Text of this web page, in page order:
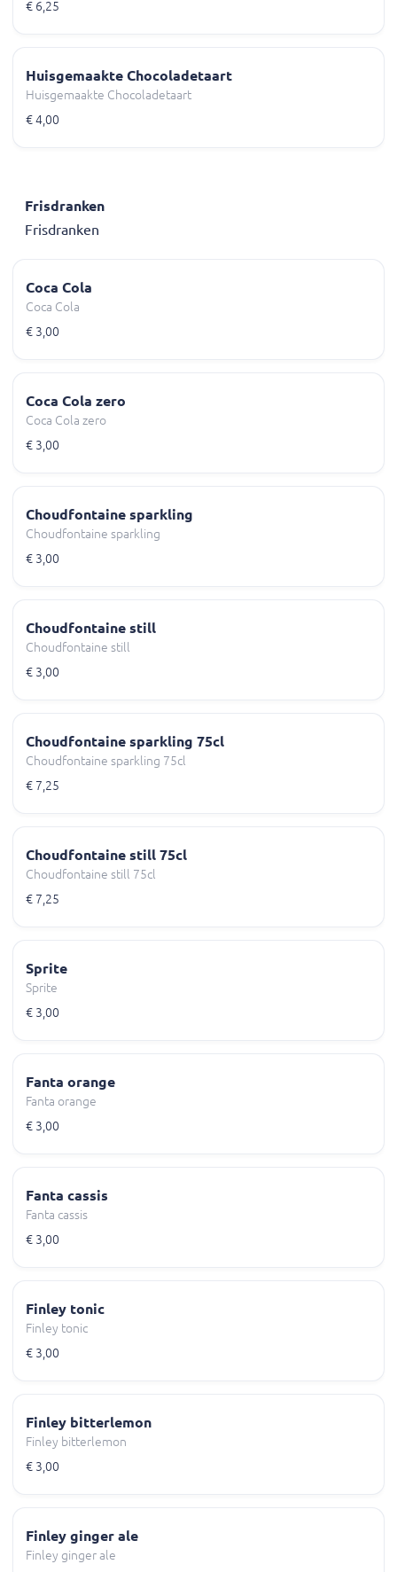
€ 6,25
Huisgemaakte Chocoladetaart
Huisgemaakte Chocoladetaart
€ 4,00
Frisdranken
Frisdranken
Coca Cola
Coca Cola
€ 3,00
Coca Cola zero
Coca Cola zero
€ 3,00
Choudfontaine sparkling
Choudfontaine sparkling
€ 3,00
Choudfontaine still
Choudfontaine still
€ 3,00
Choudfontaine sparkling 75cl
Choudfontaine sparkling 75cl
€ 7,25
Choudfontaine still 75cl
Choudfontaine still 75cl
€ 7,25
Sprite
Sprite
€ 3,00
Fanta orange
Fanta orange
€ 3,00
Fanta cassis
Fanta cassis
€ 3,00
Finley tonic
Finley tonic
€ 3,00
Finley bitterlemon
Finley bitterlemon
€ 3,00
Finley ginger ale
Finley ginger ale